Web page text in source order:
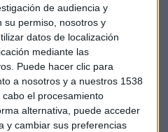
de audiencia y
su permiso, nosotros y
datos de localización
mediante las
Puede hacer clic para
a nosotros y a nuestros 1538
el procesamiento
alternativa, puede acceder
y cambiar sus preferencias
bajo un escenario positivo
y Portugal. Para ambas
superior al 2%. Según el
de comportamiento del
el empleo, la migración o
compensar con volumen de
de tipos de interés.